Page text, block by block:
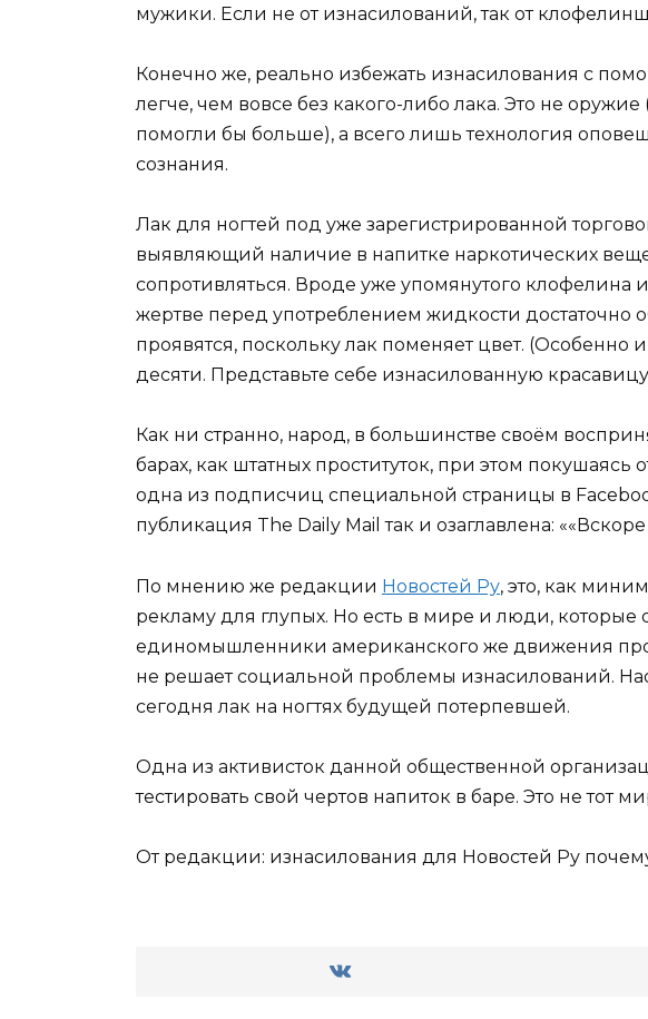
мужики. Если не от изнасилований, так от
Конечно же, реально избежать изнасилования с
легче, чем вовсе без какого-либо лака. Это не
помогли бы больше), а всего лишь технология
сознания.
Лак для ногтей под уже зарегистрированной
выявляющий наличие в напитке наркотических
сопротивляться. Вроде уже упомянутого клофелина
жертве перед употреблением жидкости
проявятся, поскольку лак поменяет цвет.
десяти. Представьте себе изнасилованную
Как ни странно, народ, в большинстве своём
барах, как штатных проституток, при этом
одна из подписчиц специальной страницы в
публикация The Daily Mail так и озаглавлена:
По мнению же редакции Новостей Ру, это, как
рекламу для глупых. Но есть в мире и люди, которые
единомышленники американского же движения
не решает социальной проблемы изнасилований.
сегодня лак на ногтях будущей потерпевшей.
Одна из активисток данной общественной
тестировать свой чертов напиток в баре. Это не тот
От редакции: изнасилования для Новостей Ру